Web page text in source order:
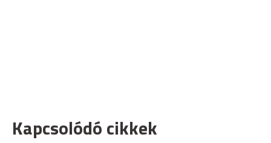
Kapcsolódó cikkek